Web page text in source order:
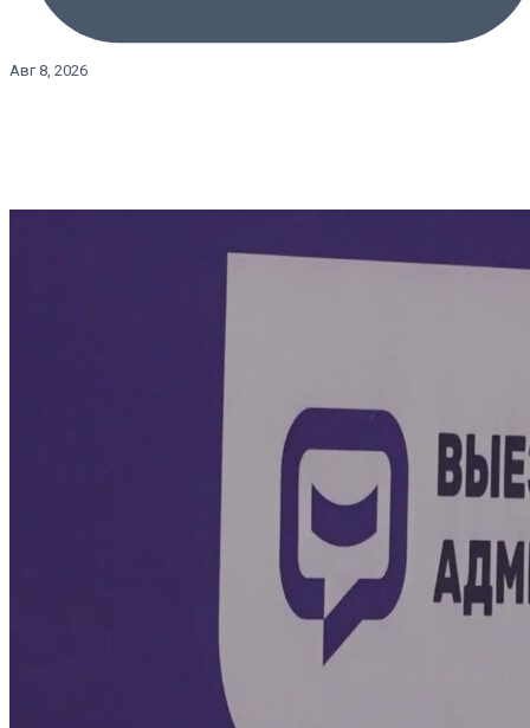
Авг 8, 2026